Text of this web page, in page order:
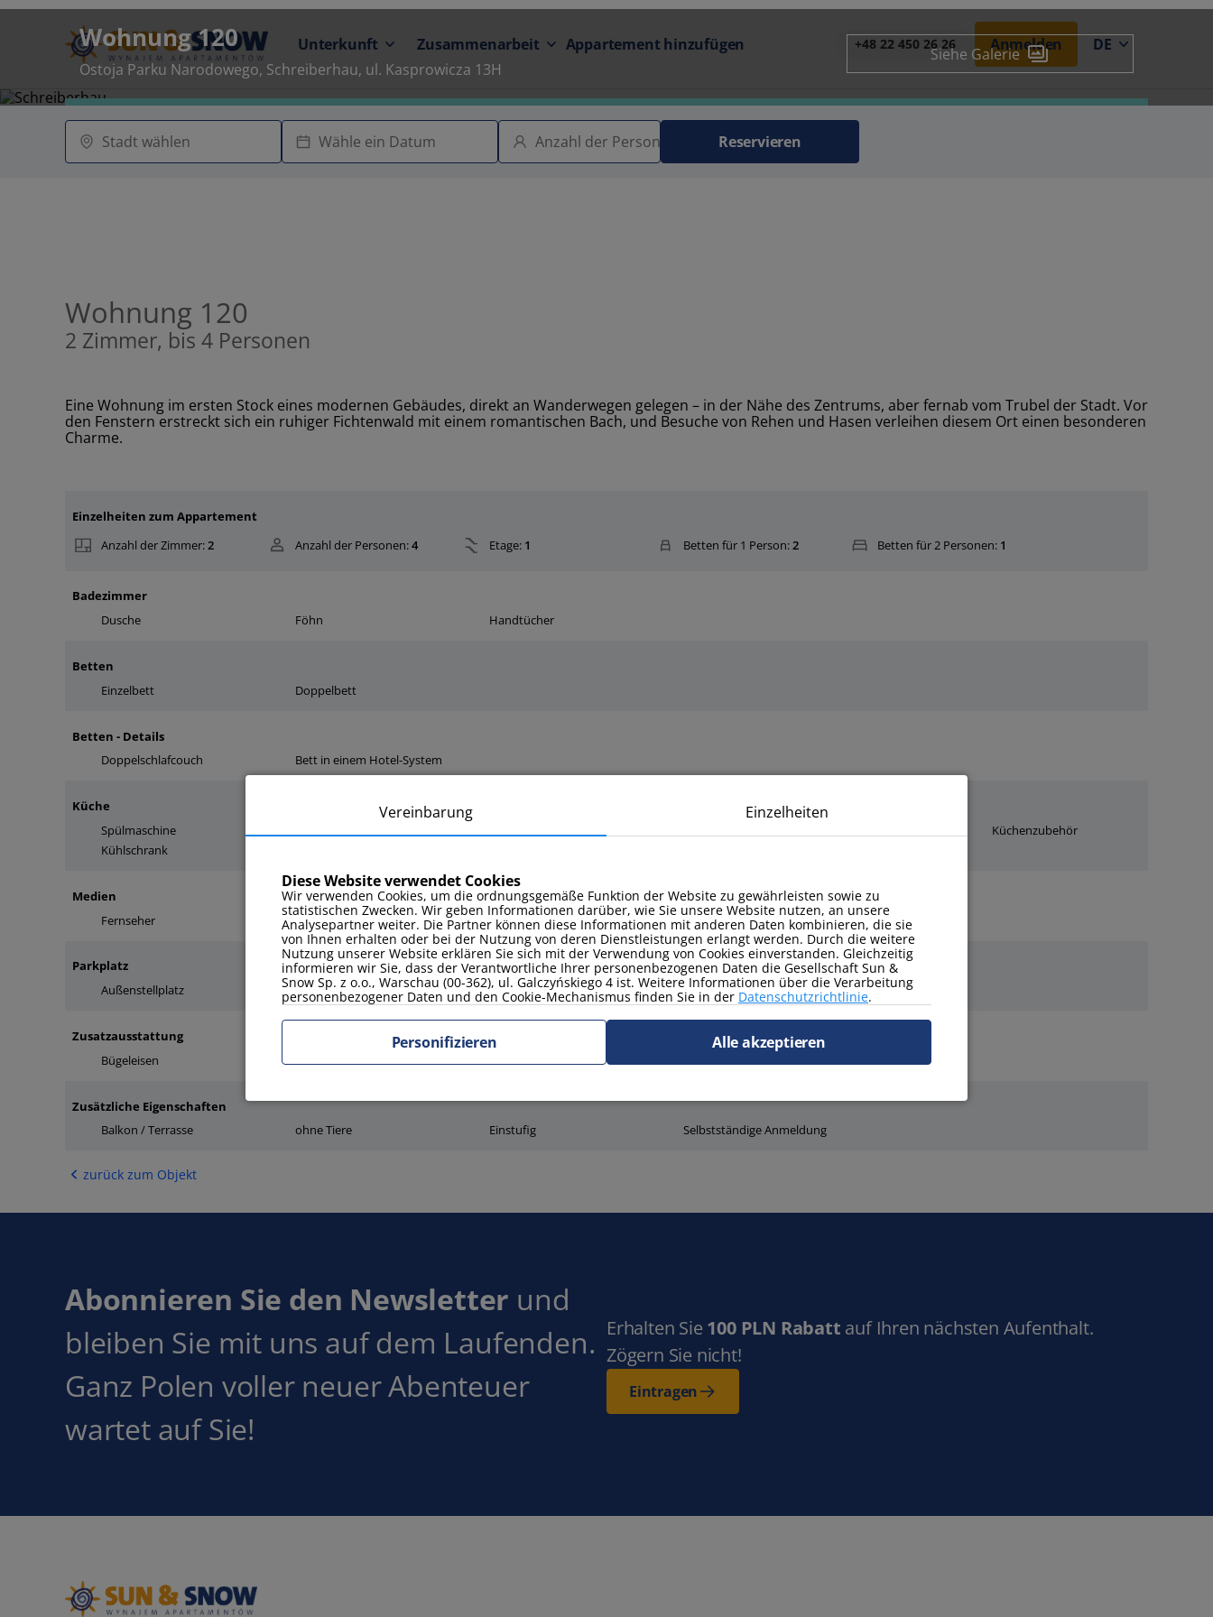
Unterkunft Zusammenarbeit Appartement hinzufügen +48 22 450 26 26 Anmelden DE
Wohnung 120
Ostoja Parku Narodowego, Schreiberhau, ul. Kasprowicza 13H
Siehe Galerie
Reservieren
Wohnung 120
2 Zimmer, bis 4 Personen
Eine Wohnung im ersten Stock eines modernen Gebäudes, direkt an Wanderwegen gelegen – in der Nähe des Zentrums, aber fernab vom Trubel der Stadt. Vor
den Fenstern erstreckt sich ein ruhiger Fichtenwald mit einem romantischen Bach, und Besuche von Rehen und Hasen verleihen diesem Ort einen besonderen
Charme.
Einzelheiten zum Appartement
Anzahl der Zimmer:2 Anzahl der Personen:4 Etage: 1 Betten für 1 Person:2 Betten für 2 Personen: 1
Badezimmer
Dusche
Föhn Handtücher
Betten
Einzelbett
Doppelbett
Betten - Details
Doppelschlafcouch
Bett in einem Hotel-System
Küche
Spülmaschine
Küchenzubehör
Kühlschrank
Medien
Fernseher
Parkplatz
Außenstellplatz
Zusatzausstattung
Bügeleisen
Bettwäsche und Handtücher Gartenmöbel Wäschetrockner
Zusätzliche Eigenschaften
Balkon / Terrasse
ohne Tiere Einstufig Selbstständige Anmeldung
zurück zum Objekt
Abonnieren Sie den Newsletter und
bleiben Sie mit uns auf dem Laufenden.
Ganz Polen voller neuer Abenteuer
wartet auf Sie!
Erhalten Sie 100 PLN Rabatt auf Ihren nächsten Aufenthalt.
Zögern Sie nicht!
Eintragen
Vereinbarung Einzelheiten
Diese Website verwendet Cookies
Wir verwenden Cookies, um die ordnungsgemäße Funktion der Website zu gewährleisten sowie zu
statistischen Zwecken. Wir geben Informationen darüber, wie Sie unsere Website nutzen, an unsere
Analysepartner weiter. Die Partner können diese Informationen mit anderen Daten kombinieren, die sie
von Ihnen erhalten oder bei der Nutzung von deren Dienstleistungen erlangt werden. Durch die weitere
Nutzung unserer Website erklären Sie sich mit der Verwendung von Cookies einverstanden. Gleichzeitig
informieren wir Sie, dass der Verantwortliche Ihrer personenbezogenen Daten die Gesellschaft Sun &
Snow Sp. z o.o., Warschau (00-362), ul. Galczyńskiego 4 ist. Weitere Informationen über die Verarbeitung
personenbezogener Daten und den Cookie-Mechanismus finden Sie in der Datenschutzrichtlinie.
Personifizieren Alle akzeptieren